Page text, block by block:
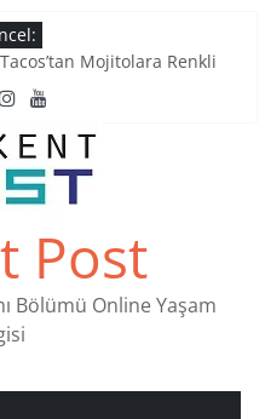
Tacos’tan Mojitolara Renkli
4 Müzik Durağı
Find Stamps in Ankara
Pastanesi
Post
Bölümü Online Yaşam